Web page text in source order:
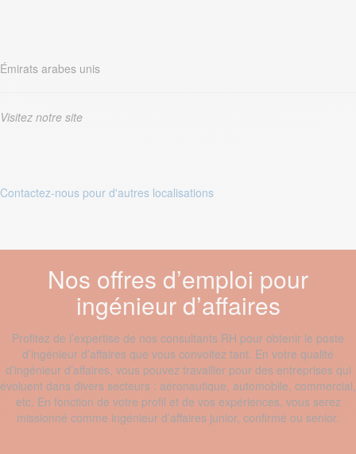
Émirats arabes unis
Visitez notre site
Contactez-nous pour d'autres localisations
Nos offres d’emploi pour
ingénieur d’affaires
Profitez de l’expertise de nos consultants RH pour obtenir le poste
d’ingénieur d’affaires que vous convoitez tant. En votre qualité
d’ingénieur d’affaires, vous pouvez travailler pour des entreprises qui
évoluent dans divers secteurs : aéronautique, automobile, commercial,
etc. En fonction de votre profil et de vos expériences, vous serez
missionné comme ingénieur d’affaires junior, confirmé ou senior.